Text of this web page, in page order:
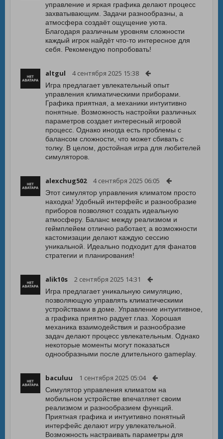
управление и яркая графика делают процесс
захватывающим. Задачи разнообразны, а
атмосфера создаёт ощущение уюта.
Благодаря различным уровням сложности
каждый игрок найдёт что-то интересное для
себя. Рекомендую попробовать!
altgul 4 сентября 2025 15:38
Игра предлагает увлекательный опыт
управления климатическими приборами.
Графика приятная, а механики интуитивно
понятные. Возможность настройки различных
параметров создает интересный игровой
процесс. Однако иногда есть проблемы с
балансом сложности, что может сбивать с
толку. В целом, достойная игра для любителей
симуляторов.
alexchug502 4 сентября 2025 06:05
Этот симулятор управления климатом просто
находка! Удобный интерфейс и разнообразие
приборов позволяют создать идеальную
атмосферу. Баланс между реализмом и
геймплейем отлично работает, а возможности
кастомизации делают каждую сессию
уникальной. Идеально подходит для фанатов
стратегии и планирования!
alik10s 2 сентября 2025 14:31
Игра предлагает уникальную симуляцию,
позволяющую управлять климатическими
устройствами в доме. Управление интуитивное,
а графика приятно радует глаз. Хорошая
механика взаимодействия и разнообразие
задач делают процесс увлекательным. Однако
некоторые моменты могут показаться
однообразными после длительного gameplay.
baculuu 1 сентября 2025 05:04
Симулятор управления климатом на
мобильном устройстве впечатляет своим
реализмом и разнообразием функций.
Приятная графика и интуитивно понятный
интерфейс делают игру увлекательной.
Возможность настраивать параметры для